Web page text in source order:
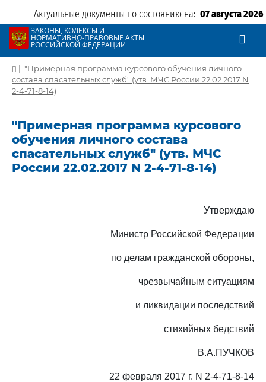
Актуальные документы по состоянию на: 07 августа 2026
ЗАКОНЫ, КОДЕКСЫ И
НОРМАТИВНО-ПРАВОВЫЕ АКТЫ
РОССИЙСКОЙ ФЕДЕРАЦИИ
| "Примерная программа курсового обучения личного
состава спасательных служб" (утв. МЧС России 22.02.2017 N
2-4-71-8-14)
"Примерная программа курсового
обучения личного состава
спасательных служб" (утв. МЧС
России 22.02.2017 N 2-4-71-8-14)
Утверждаю
Министр Российской Федерации
по делам гражданской обороны,
чрезвычайным ситуациям
и ликвидации последствий
стихийных бедствий
В.А.ПУЧКОВ
22 февраля 2017 г. N 2-4-71-8-14